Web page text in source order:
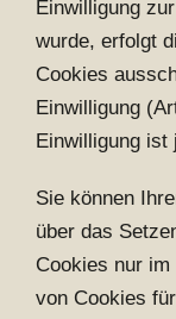
Einwilligung
wurde, erfolgt
Cookies
Einwilligung
Einwilligung ist
Sie können
über das
Cookies nur im
von Cookies